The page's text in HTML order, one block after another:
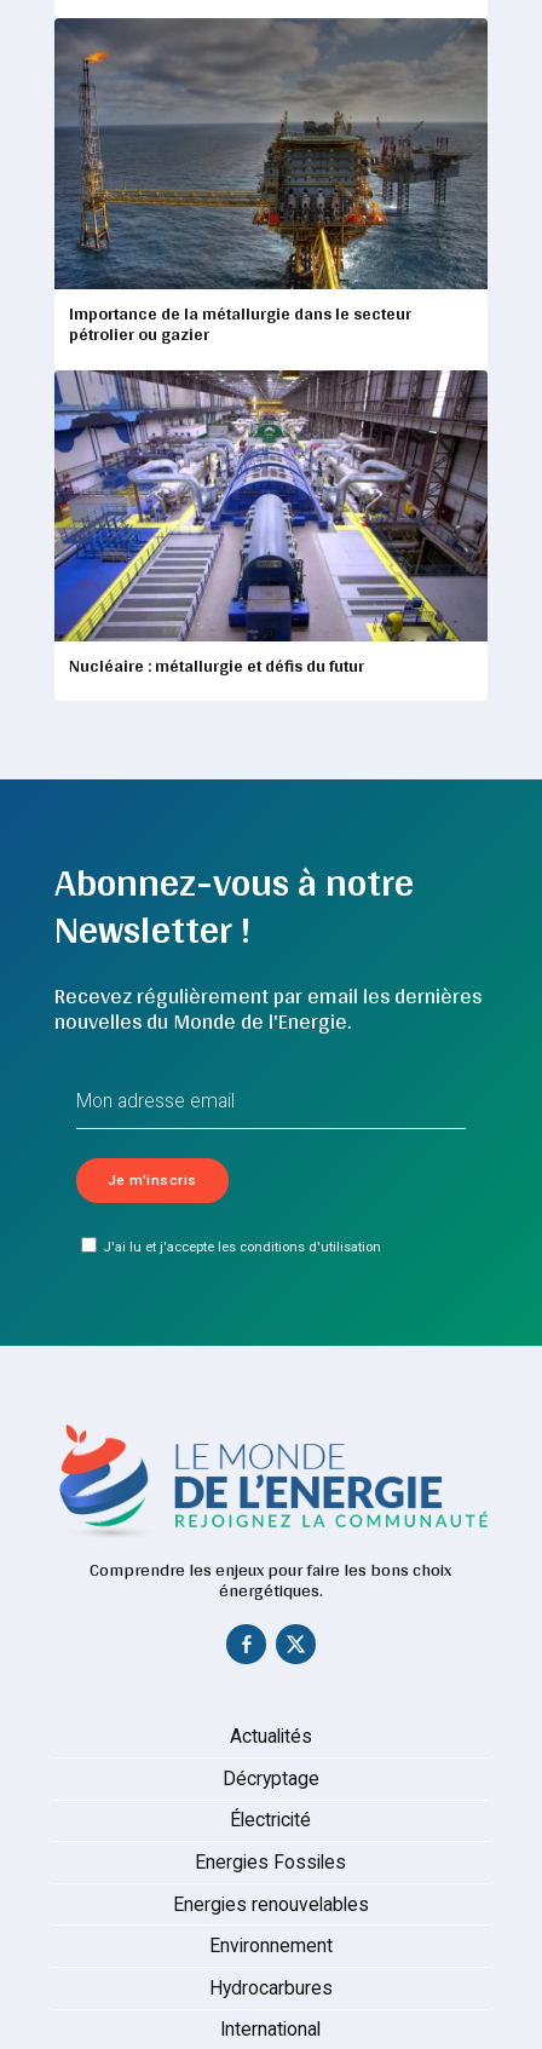
Importance de la métallurgie dans le secteur
pétrolier ou gazier
Nucléaire : métallurgie et défis du futur
Abonnez-vous à notre
Newsletter !
Recevez régulièrement par email les dernières
nouvelles du Monde de l'Energie.
J'ai lu et j'accepte les conditions d'utilisation
Comprendre les enjeux pour faire les bons choix
énergétiques.
Actualités
Décryptage
Électricité
Energies Fossiles
Energies renouvelables
Environnement
Hydrocarbures
International